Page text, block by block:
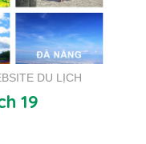
DU LỊCH
19